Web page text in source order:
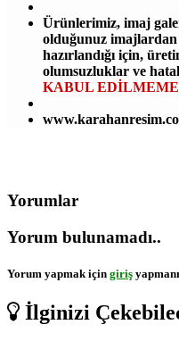
Ürünlerimiz, imaj
olduğunuz imajlardan
hazırlandığı için,
olumsuzluklar ve
KABUL
Yorumlar
Yorum bulunamadı..
Yorum yapmak için giriş
İlginizi